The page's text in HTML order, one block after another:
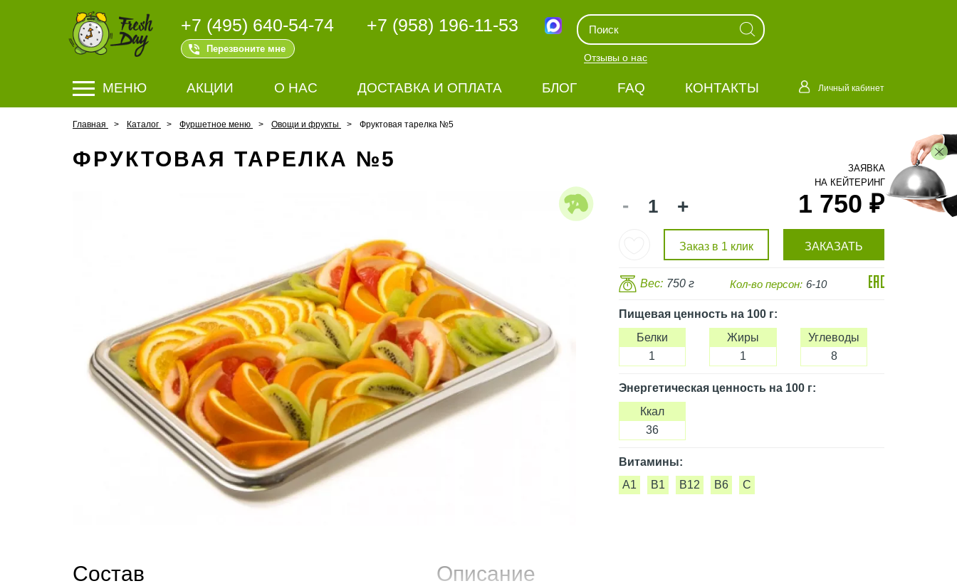
+7 (495) 640-54-74
Перезвоните мне
+7 (958) 196-11-53
Отзывы о нас
МЕНЮ АКЦИИ О НАС ДОСТАВКА И ОПЛАТА БЛОГ FAQ КОНТАКТЫ Личный кабинет
Главная Каталог Фуршетное меню Овощи и фрукты Фруктовая тарелка №5
ФРУКТОВАЯ ТАРЕЛКА №5
- + 1 750 ₽
Заказ в 1 клик ЗАКАЗАТЬ
Вес: 750 г Кол-во персон: 6-10
Пищевая ценностьна 100 г:
Белки
1
Жиры
1
Углеводы
8
Энергетическая ценностьна 100 г:
Ккал
36
Витамины:
A1
B1 B12 B6 C
Состав Описание
ЗАЯВКА
НА КЕЙТЕРИНГ